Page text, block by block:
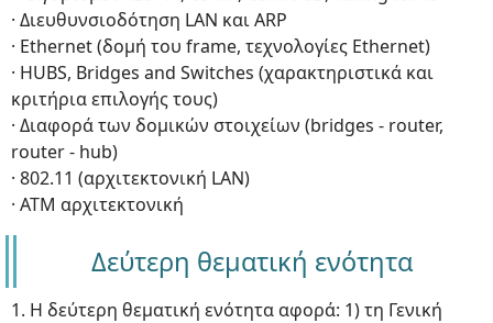
· Διευθυνσιοδότηση LAN και ARP
· Ethernet (δομή του frame, τεχνολογίες Ethernet)
· HUBS, Βridges and Switches (χαρακτηριστικά και
κριτήρια επιλογής τους)
· Διαφορά των δομικών στοιχείων (bridges - router,
router - hub)
· 802.11 (αρχιτεκτονική LAN)
· ATM αρχιτεκτονική
Δεύτερη θεματική ενότητα
1. Η δεύτερη θεματική ενότητα αφορά: 1) τη Γενική